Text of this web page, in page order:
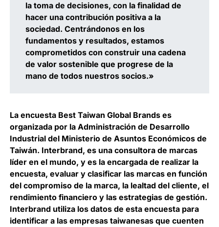
la toma de decisiones, con la finalidad de
hacer una contribución positiva a la
sociedad. Centrándonos en los
fundamentos y resultados, estamos
comprometidos con construir una cadena
de valor sostenible que progrese de la
mano de todos nuestros socios.»
La encuesta Best Taiwan Global Brands es
organizada por la Administración de Desarrollo
Industrial del Ministerio de Asuntos Económicos de
Taiwán. Interbrand, es una consultora de marcas
líder en el mundo, y es la encargada de realizar la
encuesta, evaluar y clasificar las marcas en función
del compromiso de la marca, la lealtad del cliente, el
rendimiento financiero y las estrategias de gestión.
Interbrand utiliza los datos de esta encuesta para
identificar a las empresas taiwanesas que cuenten